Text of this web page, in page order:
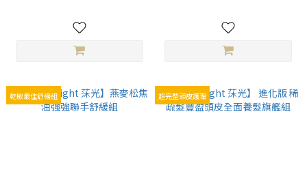
乾敏最佳舒緩組 超完整頭皮護理